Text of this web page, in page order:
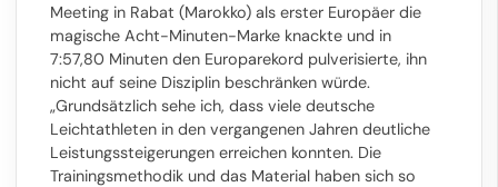
Meeting in Rabat (Marokko) als erster Europäer die
magische Acht-Minuten-Marke knackte und in
7:57,80 Minuten den Europarekord pulverisierte, ihn
nicht auf seine Disziplin beschränken würde.
„Grundsätzlich sehe ich, dass viele deutsche
Leichtathleten in den vergangenen Jahren deutliche
Leistungssteigerungen erreichen konnten. Die
Trainingsmethodik und das Material haben sich so